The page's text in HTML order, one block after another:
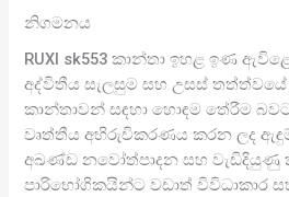
නිගමනය
RUXI sk553 කාන්තා ඉහළ ඉණ
අද්විතීය සැලසුම සහ උසස්
කාන්තාවන් සඳහා හොඳම තේරීම
වෘත්තීය අභිරුචිකරණය කරන ලද
අඛණ්ඩ නවෝත්පාදන සහ වැඩිදියුණු
පාරිභෝගිකයින්ට වඩාත් විවිධාකාර